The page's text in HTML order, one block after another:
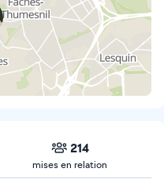
214
mises en relation